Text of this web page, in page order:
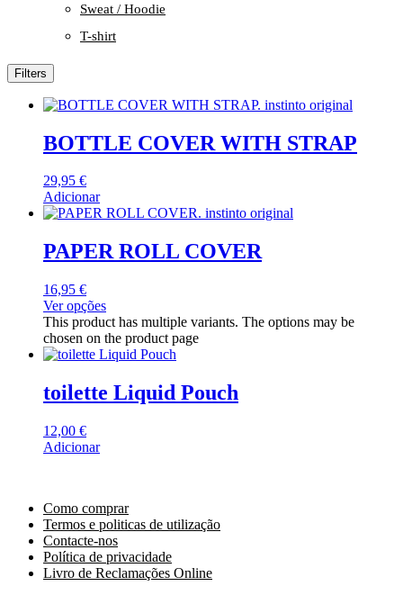
Sweat / Hoodie
T-shirt
Filters
BOTTLE COVER WITH STRAP
29,95 €
Adicionar
PAPER ROLL COVER
16,95 €
Ver opções
This product has multiple variants. The options may be
chosen on the product page
toilette Liquid Pouch
12,00 €
Adicionar
Como comprar
Termos e politicas de utilização
Contacte-nos
Política de privacidade
Livro de Reclamações Online